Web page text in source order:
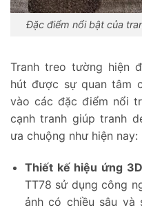
Đặc điểm nổi bật của
Tranh treo tường hiện
hút được sự quan tâm
vào các đặc điểm nổi
cạnh tranh giúp tranh
ưa chuộng như hiện nay:
Thiết kế hiệu ứng
TT78 sử dụng công
ảnh có chiều sâu và